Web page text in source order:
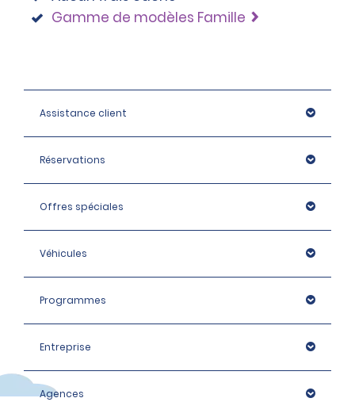
Gamme de modèles Famille
Assistance client
Réservations
Offres spéciales
Véhicules
Programmes
Entreprise
Agences